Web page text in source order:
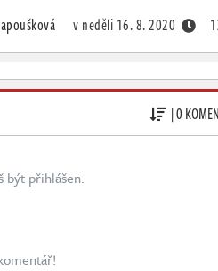
v neděli 16. 8. 2020
| 0
být přihlášen.